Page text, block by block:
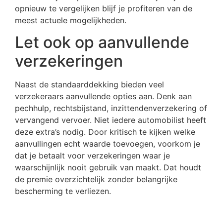
opnieuw te vergelijken blijf je profiteren van de
meest actuele mogelijkheden.
Let ook op aanvullende
verzekeringen
Naast de standaarddekking bieden veel
verzekeraars aanvullende opties aan. Denk aan
pechhulp, rechtsbijstand, inzittendenverzekering of
vervangend vervoer. Niet iedere automobilist heeft
deze extra’s nodig. Door kritisch te kijken welke
aanvullingen echt waarde toevoegen, voorkom je
dat je betaalt voor verzekeringen waar je
waarschijnlijk nooit gebruik van maakt. Dat houdt
de premie overzichtelijk zonder belangrijke
bescherming te verliezen.